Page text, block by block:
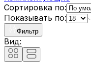
Сортировка по:
Показывать по:
Фильтр
Вид: